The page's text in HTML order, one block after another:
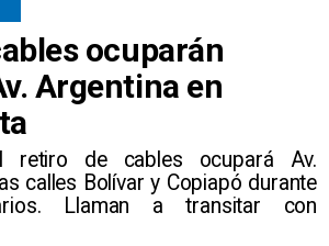
ocuparán
Argentina en
retiro de cables ocupará Av.
calles Bolívar y Copiapó durante
Llaman a transitar con